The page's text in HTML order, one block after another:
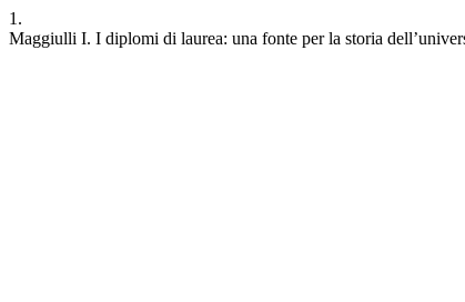
1.
Maggiulli I. I diplomi di laurea: una fonte per la storia